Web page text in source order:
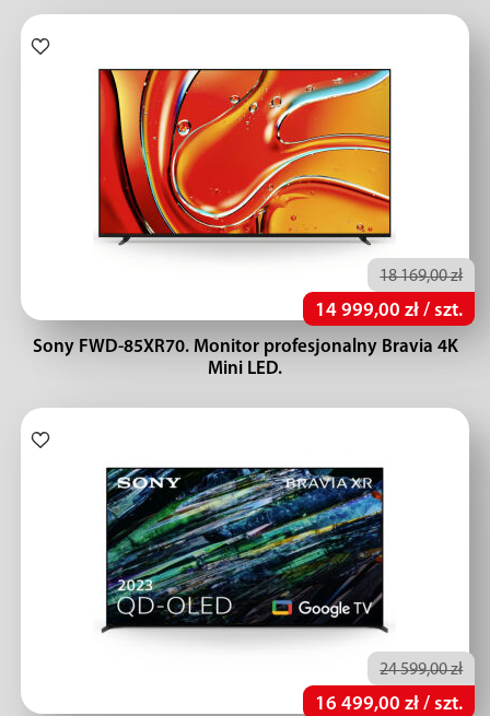
18 169,00 zł
14 999,00 zł / szt.
Sony FWD-85XR70. Monitor profesjonalny Bravia 4K
Mini LED.
24 599,00 zł
16 499,00 zł / szt.